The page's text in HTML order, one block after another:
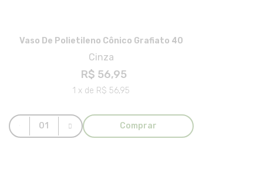
Vaso De Polietileno Cônico Grafiato 40
Cinza
R$ 56,95
1 x de R$ 56,95
Comprar